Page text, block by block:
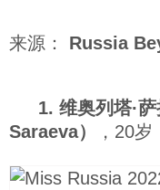
评论
经济
科技
来源： Russia
1. 维奥列塔·
Saraeva）
，20